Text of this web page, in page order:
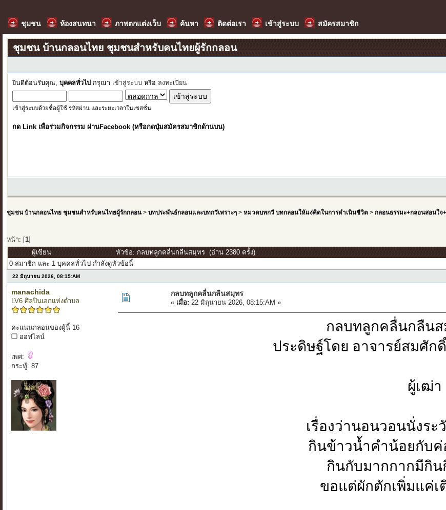
ชุมชน ห้องสนทนา ภาพตกแต่งเว็บ ค้นหา ติดต่อเรา เข้าสู่ระบบ สมัครสมาชิก
ชุมชน บ้านกลอนไทย ชุมชนสำหรับคนไทยผู้รักกลอน
ยินดีต้อนรับคุณ,บุคคลทั่วไป กรุณา เข้าสู่ระบบ หรือ ลงทะเบียน
เข้าสู่ระบบด้วยชื่อผู้ใช้ รหัสผ่าน และระยะเวลาในเซสชั่น
กด Link เพื่อร่วมกิจกรรม ผ่านFacebook (หรือกดปุ่มสมัครสมาชิกด้านบน)
ชุมชน บ้านกลอนไทย ชุมชนสำหรับคนไทยผู้รักกลอน >บทประพันธ์กลอนและบทกวีเพราะๆ >หมวดบทกวี บทกลอนให้แง่คิดในการดำเนินชีวิต >กลอนธรรมะ+กลอนสอนใ
หน้า: [1
ผู้เขียน
หัวข้อ: กลบทลูกคลื่นกลืนสมุทร (อ่าน 2380 ครั้ง)
0 สมาชิก และ 1 บุคคลทั่วไป กำลังดูหัวข้อนี้
22 มิถุนายน 2026, 08:15:AM
manachida
LV6 ศิลปินเอกแห่งตำบล
คะแนนกลอนของผู้นี้ 16
ออฟไลน์
เพศ:
กระทู้: 87
กลบทลูกคลื่นกลืนสมุทร
« เมื่อ: 22 มิถุนายน 2026, 08:15:AM »
กลบทลูกคลื่นกลืนส
ประดิษฐ์โดย อาจารย์สมศั
ผู้เฒ่า
เรื่องว่านอนวอนนั่งระ
กินข้าวน้ำคำน้อยกับค่
กินกับมากกากมีกิน
ขอแต่ผักตักเพิ่มแค่เ